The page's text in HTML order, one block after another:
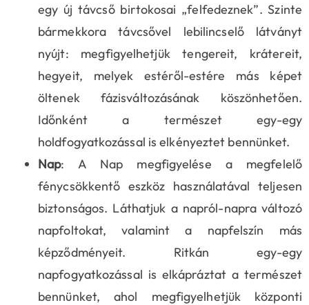
egy új távcső birtokosai „felfedeznek”. Szinte
bármekkora távcsővel lebilincselő látványt
nyújt: megfigyelhetjük tengereit, krátereit,
hegyeit, melyek estéről-estére más képet
öltenek fázisváltozásának köszönhetően.
Időnként a természet egy-egy
holdfogyatkozással is elkényeztet bennünket.
Nap: A Nap megfigyelése a megfelelő
fénycsökkentő eszköz használatával teljesen
biztonságos. Láthatjuk a napról-napra változó
napfoltokat, valamint a napfelszín más
képződményeit. Ritkán egy-egy
napfogyatkozással is elkápráztat a természet
bennünket, ahol megfigyelhetjük központi